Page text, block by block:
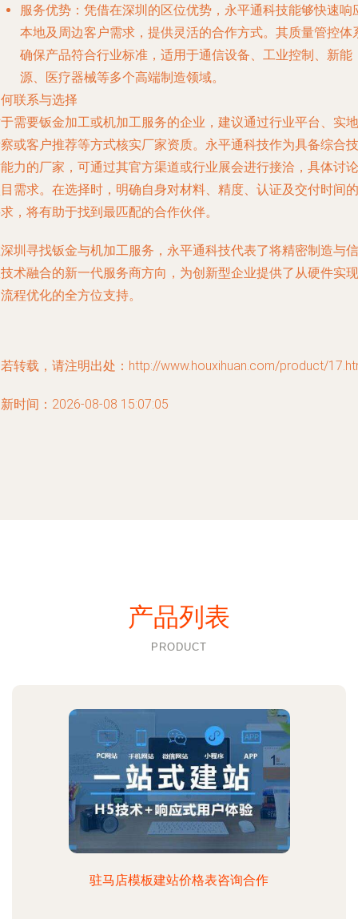
服务优势 ：凭借在深圳的区位优势，永平通科技能够快速响
本地及周边客户需求，提供灵活的合作方式。其质量管控体
确保产品符合行业标准，适用于通信设备、工业控制、新能
源、医疗器械等多个高端制造领域。
联系与选择
需要钣金加工或机加工服务的企业，建议通过行业平台、实地
或客户推荐等方式核实厂家资质。永平通科技作为具备综合技
力的厂家，可通过其官方渠道或行业展会进行接洽，具体讨论
需求。在选择时，明确自身对材料、精度、认证及交付时间的
，将有助于找到最匹配的合作伙伴。
圳寻找钣金与机加工服务，永平通科技代表了将精密制造与信
术融合的新一代服务商方向，为创新型企业提供了从硬件实现
程优化的全方位支持。
转载，请注明出处：http://www.houxihuan.com/product/
时间：2026-08-08 15:07:05
产品列表
PRODUCT
驻马店模板建站价格表咨询合作